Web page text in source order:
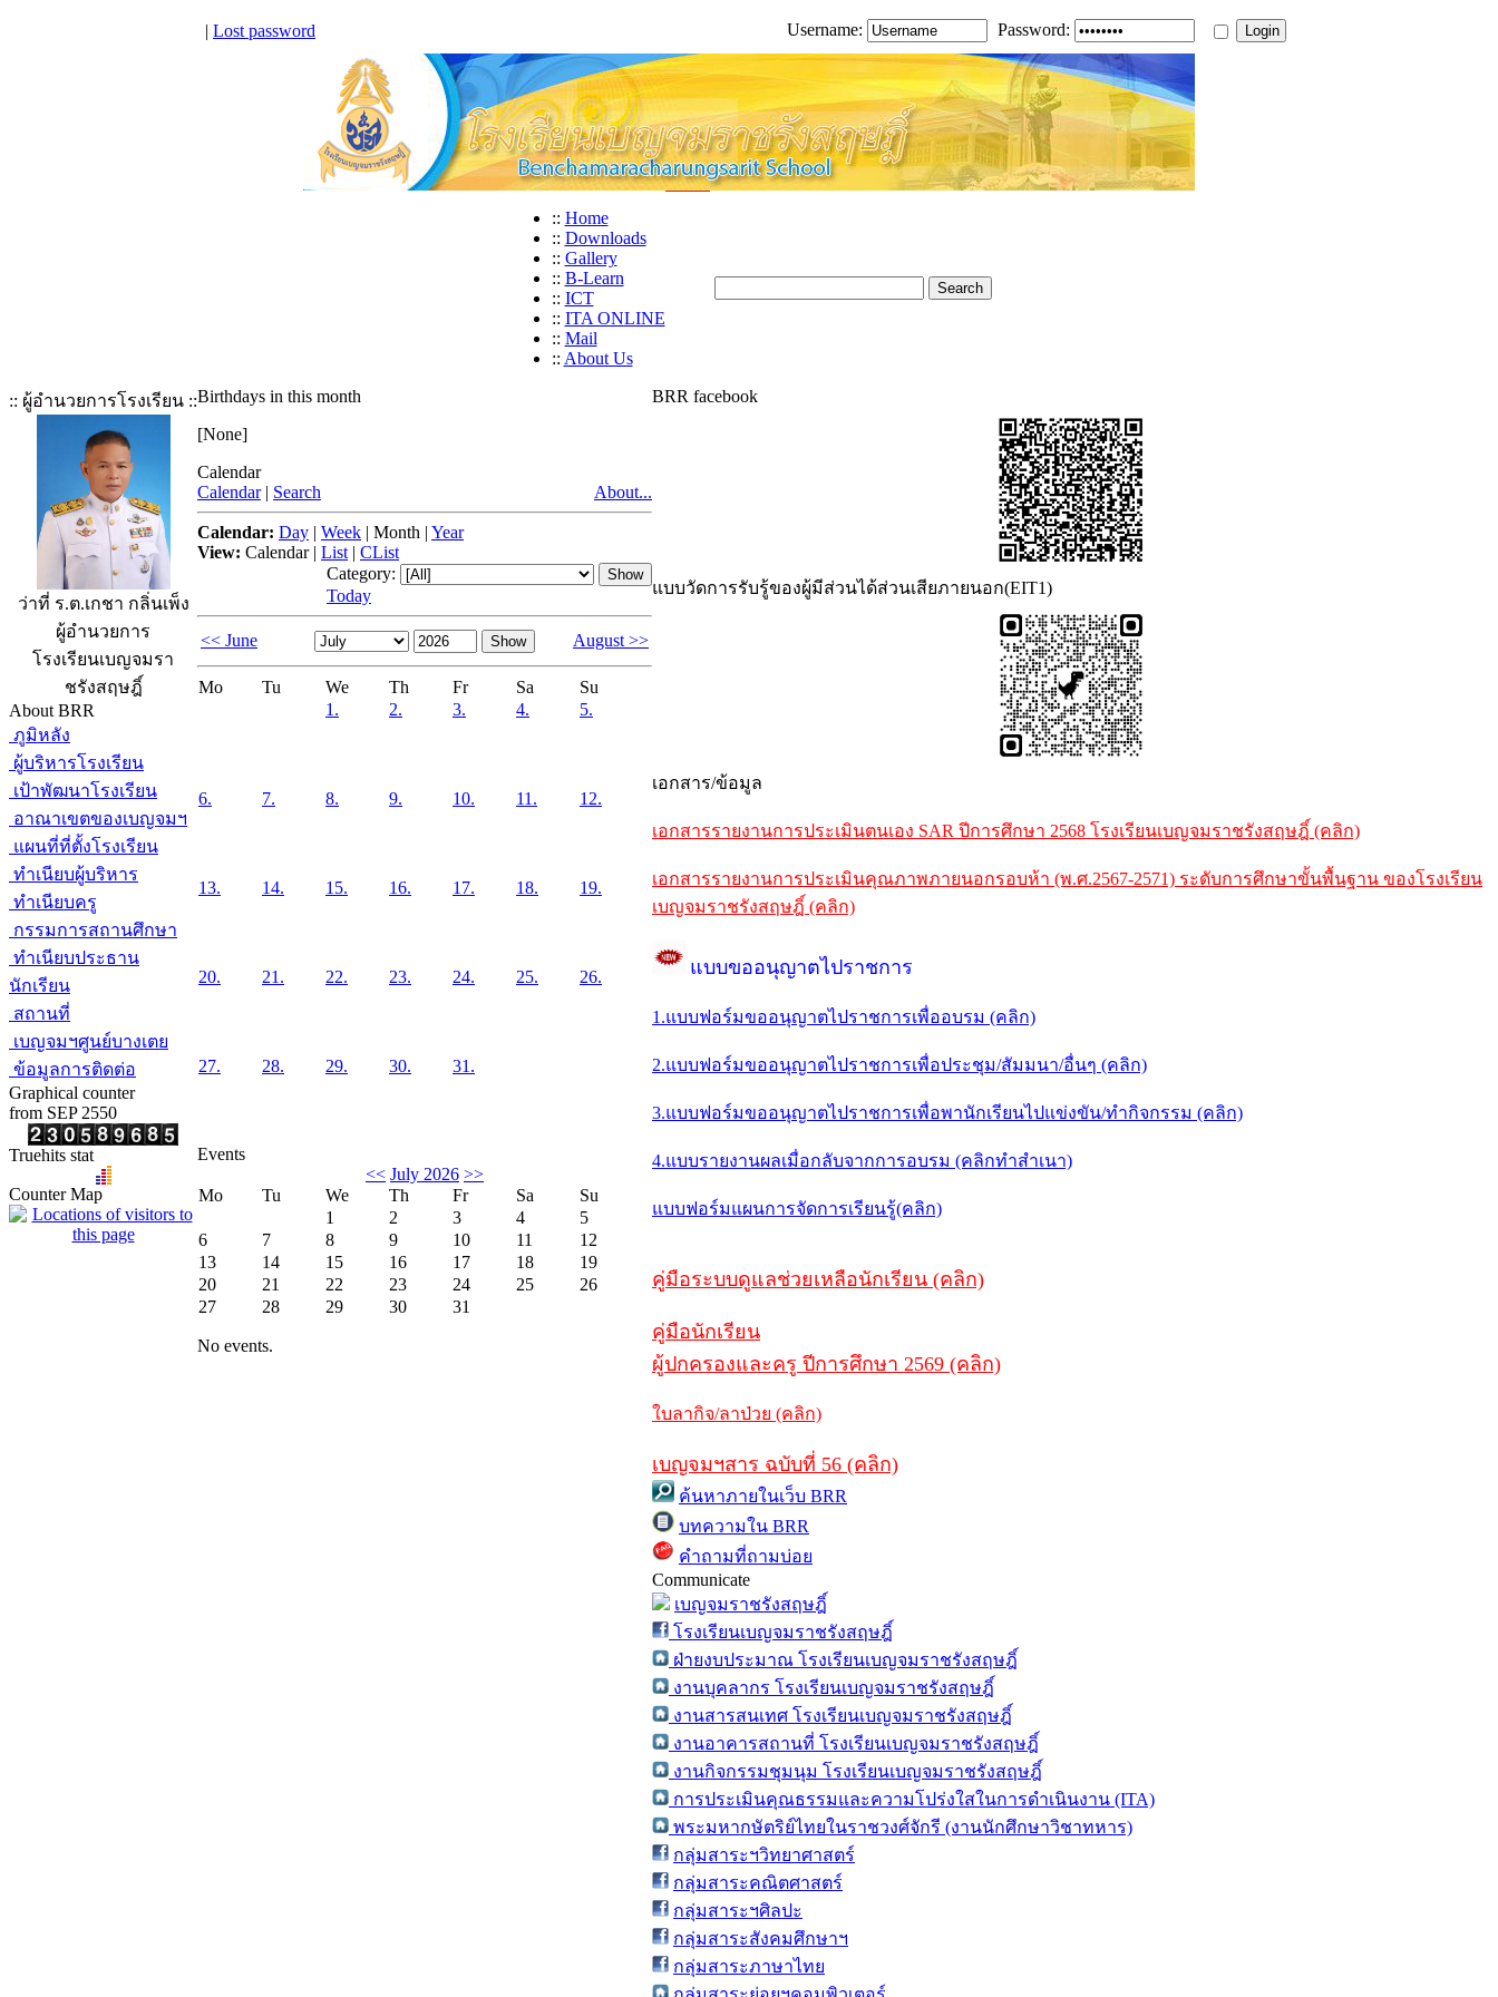
| Lost password Username: Password:
:: Home
:: Downloads
:: Gallery
:: B-Learn
:: ICT
:: ITA ONLINE
:: Mail
:: About Us
:: ผู้อำนวยการโรงเรียน ::
ว่าที่ ร.ต.เกชา กลิ่นเพ็ง
ผู้อำนวยการ
โรงเรียนเบญจมรา
ชรังสฤษฎิ์
About BRR
ภูมิหลัง
ผู้บริหารโรงเรียน
เป้าพัฒนาโรงเรียน
อาณาเขตของเบญจมฯ
แผนที่ที่ตั้งโรงเรียน
ทำเนียบผู้บริหาร
ทำเนียบครู
กรรมการสถานศึกษา
ทำเนียบประธาน
นักเรียน
สถานที่
เบญจมฯศูนย์บางเตย
ข้อมูลการติดต่อ
Graphical counter
from SEP 2550
Truehits stat
Counter Map
Birthdays in this month
[None]
Calendar
Calendar | Search About...
Calendar: Day | Week | Month | Year
View: Calendar| List | CList
Category:
Today
<< June August >>
Mo Tu We Th Fr Sa
Su
1.
2. 3. 4. 5.
6. 7. 8. 9. 10. 11. 12.
13. 14. 15. 16. 17. 18. 19.
20. 21. 22. 23. 24. 25. 26.
27. 28. 29. 30. 31.
Events
<< July 2026 >>
Mo
Tu We Th Fr Sa
Su
1
2 3 4
5
6
7 8 9 10 11
12
13
14 15 16 17 18
19
20
21 22 23 24 25
26
27
28 29 30 31
No events.
BRR facebook
แบบวัดการรับรู้ของผู้มีส่วนได้ส่วนเสียภายนอก(EIT1)
เอกสาร/ข้อมูล
เอกสารรายงานการประเมินตนเอง SAR ปีการศึกษา 2568 โรงเรียนเบญจมราชรังสฤษฎิ์ (คลิก)
เอกสารรายงานการประเมินคุณภาพภายนอกรอบห้า (พ.ศ.2567-2571) ระดับการศึกษาขั้นพื้นฐาน ของโรงเรียน
เบญจมราชรังสฤษฎิ์ (คลิก)
แบบขออนุญาตไปราชการ
1.แบบฟอร์มขออนุญาตไปราชการเพื่ออบรม (คลิก)
2.แบบฟอร์มขออนุญาตไปราชการเพื่อประชุม/สัมมนา/อื่นๆ (คลิก)
3.แบบฟอร์มขออนุญาตไปราชการเพื่อพานักเรียนไปแข่งขัน/ทำกิจกรรม (คลิก)
4.แบบรายงานผลเมื่อกลับจากการอบรม (คลิกทำสำเนา)
แบบฟอร์มแผนการจัดการเรียนรู้(คลิก)
คู่มือระบบดูแลช่วยเหลือนักเรียน (คลิก)
คู่มือนักเรียน
ผู้ปกครองและครู ปีการศึกษา 2569 (คลิก)
ใบลากิจ/ลาป่วย (คลิก)
เบญจมฯสาร ฉบับที่ 56 (คลิก)
ค้นหาภายในเว็บ BRR
บทความใน BRR
คำถามที่ถามบ่อย
Communicate
เบญจมราชรังสฤษฎิ์
โรงเรียนเบญจมราชรังสฤษฎิ์
ฝ่ายงบประมาณ โรงเรียนเบญจมราชรังสฤษฎิ์
งานบุคลากร โรงเรียนเบญจมราชรังสฤษฎิ์
งานสารสนเทศ โรงเรียนเบญจมราชรังสฤษฎิ์
งานอาคารสถานที่ โรงเรียนเบญจมราชรังสฤษฎิ์
งานกิจกรรมชุมนุม โรงเรียนเบญจมราชรังสฤษฎิ์
การประเมินคุณธรรมและความโปร่งใสในการดำเนินงาน (ITA)
พระมหากษัตริย์ไทยในราชวงศ์จักรี (งานนักศึกษาวิชาทหาร)
กลุ่มสาระฯวิทยาศาสตร์
กลุ่มสาระคณิตศาสตร์
กลุ่มสาระฯศิลปะ
กลุ่มสาระสังคมศึกษาฯ
กลุ่มสาระภาษาไทย